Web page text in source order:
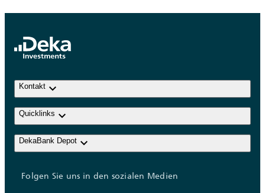
Kontakt keyboard_arrow_down
Quicklinks keyboard_arrow_down
DekaBank Depot keyboard_arrow_down
Folgen Sie uns in den sozialen Medien